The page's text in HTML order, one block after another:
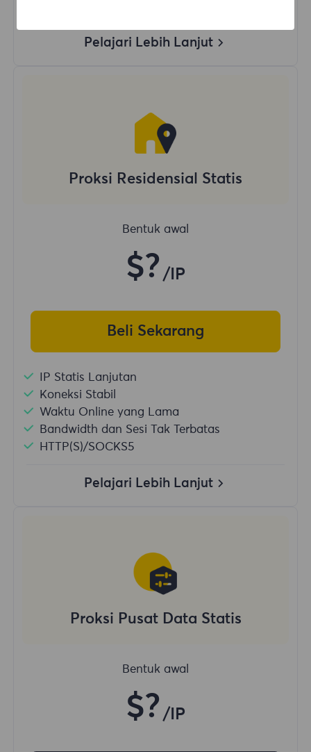
Pelajari Lebih Lanjut
Proksi Residensial Statis
Bentuk awal
$? /IP
Beli Sekarang
IP Statis Lanjutan
Koneksi Stabil
Waktu Online yang Lama
Bandwidth dan Sesi Tak Terbatas
HTTP(S)/SOCKS5
Pelajari Lebih Lanjut
Proksi Pusat Data Statis
Bentuk awal
$? /IP